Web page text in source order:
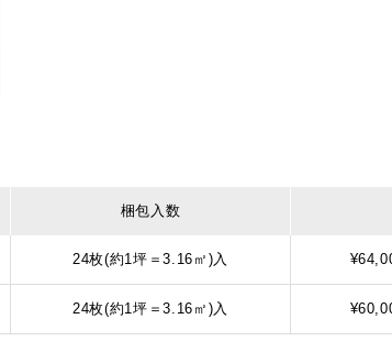
梱包入数
24枚(約1坪＝3.16㎡)入
24枚(約1坪＝3.16㎡)入